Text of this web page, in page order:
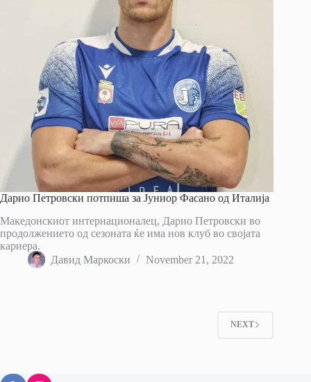
Дарио Петровски потпиша за Јуниор Фасано од Италија
Македонскиот интернационалец, Дарио Петровски во
продолжението од сезоната ќе има нов клуб во својата
кариера.
Давид Маркоски
November 21, 2022
NEXT